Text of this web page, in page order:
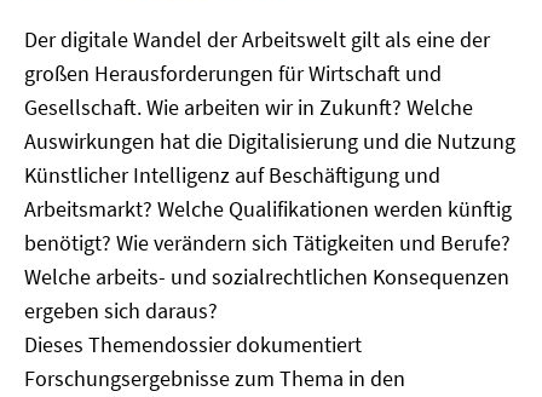
Der digitale Wandel der Arbeitswelt gilt als eine der
großen Herausforderungen für Wirtschaft und
Gesellschaft. Wie arbeiten wir in Zukunft? Welche
Auswirkungen hat die Digitalisierung und die Nutzung
Künstlicher Intelligenz auf Beschäftigung und
Arbeitsmarkt? Welche Qualifikationen werden künftig
benötigt? Wie verändern sich Tätigkeiten und Berufe?
Welche arbeits- und sozialrechtlichen Konsequenzen
ergeben sich daraus?
Dieses Themendossier dokumentiert
Forschungsergebnisse zum Thema in den